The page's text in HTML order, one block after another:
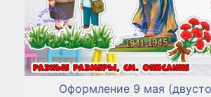
Оформление 9 мая